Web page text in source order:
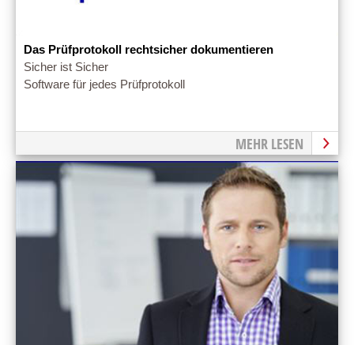
Das Prüfprotokoll rechtsicher dokumentieren
Sicher ist Sicher
Software für jedes Prüfprotokoll
MEHR LESEN